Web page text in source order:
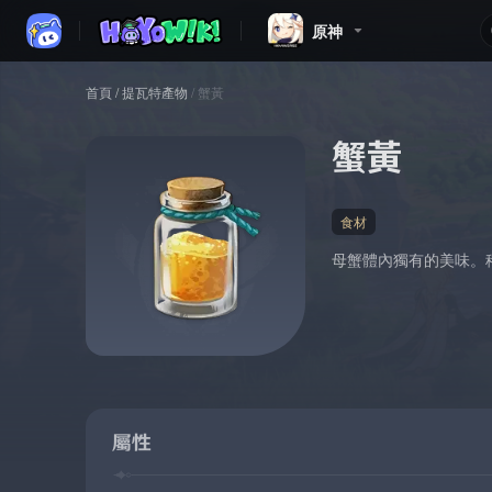
原神
首頁/提瓦特產物 / 蟹黃
蟹黃
食材
母蟹體內獨有的美味。
屬性